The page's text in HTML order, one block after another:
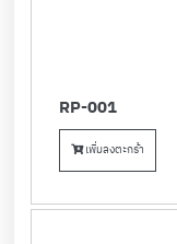
RP-001
เพิ่มลงตะกร้า